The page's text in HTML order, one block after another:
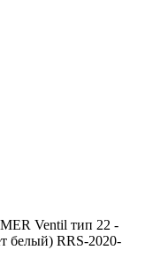
Ventil тип 22 -
белый) RRS-2020-